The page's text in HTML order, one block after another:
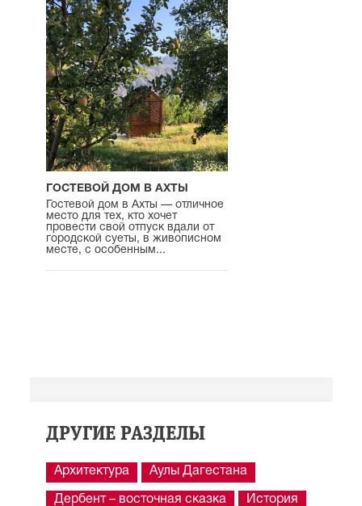
ГОСТЕВОЙ ДОМ В АХТЫ
Гостевой дом в Ахты — отличное
место для тех, кто хочет
провести свой отпуск вдали от
городской суеты, в живописном
месте, с особенным...
ДРУГИЕ РАЗДЕЛЫ
Архитектура Аулы Дагестана
Дербент – восточная сказка История